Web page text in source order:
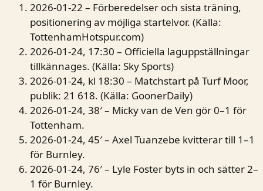
2026-01-22 – Förberedelser och sista träning,
positionering av möjliga startelvor. (Källa:
TottenhamHotspur.com)
2026-01-24, 17:30 – Officiella laguppställningar
tillkännages. (Källa: Sky Sports)
2026-01-24, kl 18:30 – Matchstart på Turf Moor,
publik: 21 618. (Källa: GoonerDaily)
2026-01-24, 38′– Micky van de Ven gör 0–1 för
Tottenham.
2026-01-24, 45′– Axel Tuanzebe kvitterar till 1–1
för Burnley.
2026-01-24, 76′– Lyle Foster byts in och sätter 2–
1 för Burnley.